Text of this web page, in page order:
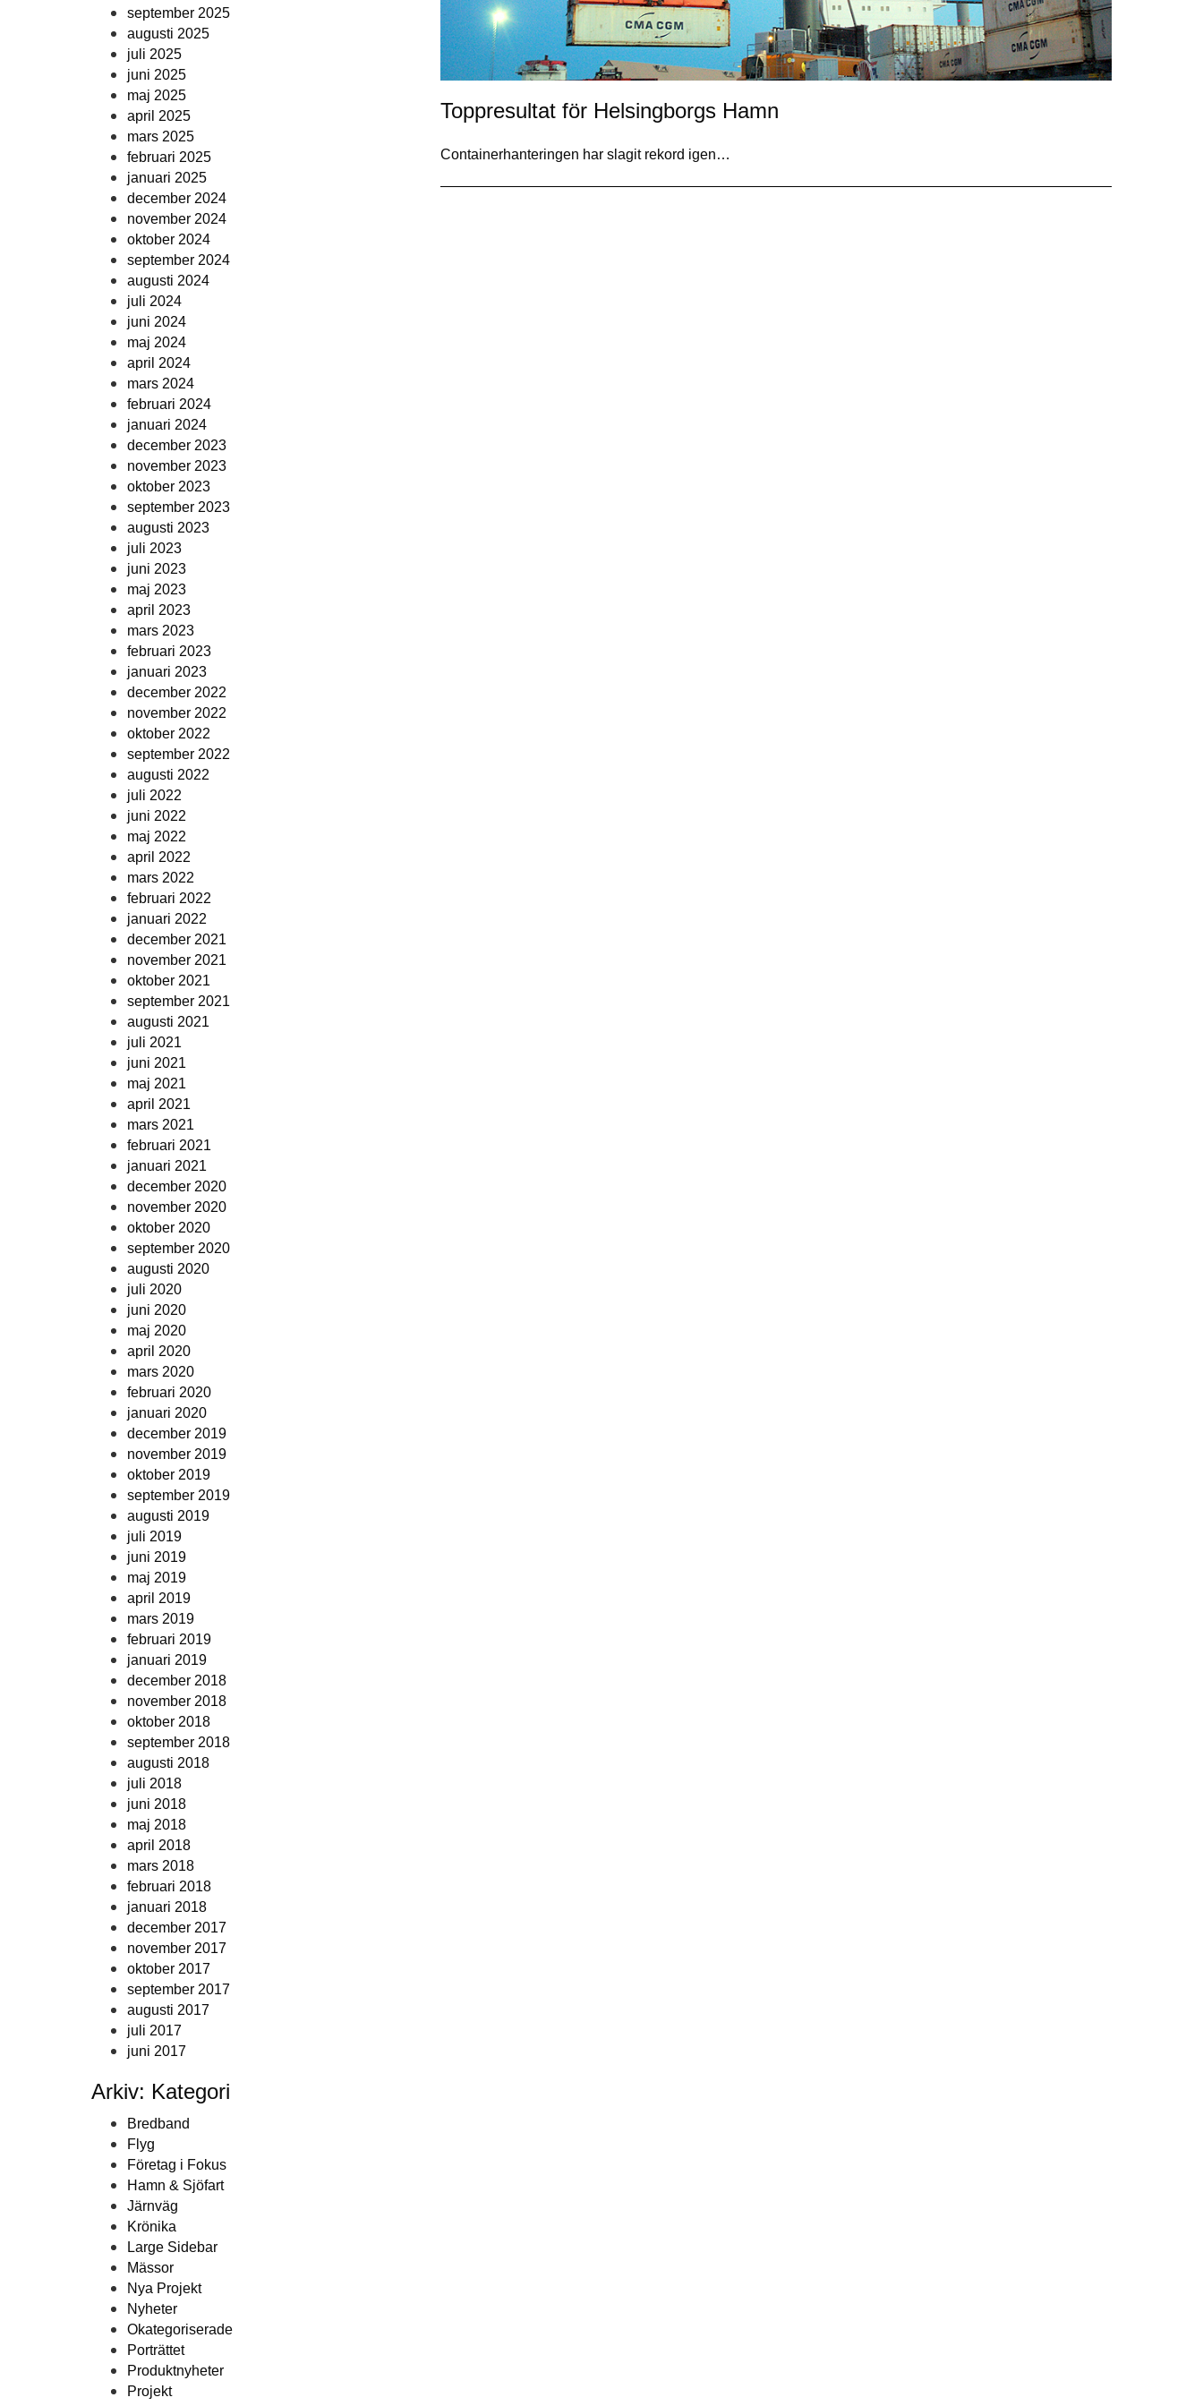
september 2025
augusti 2025
juli 2025
juni 2025
maj 2025
april 2025
mars 2025
februari 2025
januari 2025
december 2024
november 2024
oktober 2024
september 2024
augusti 2024
juli 2024
juni 2024
maj 2024
april 2024
mars 2024
februari 2024
januari 2024
december 2023
november 2023
oktober 2023
september 2023
augusti 2023
juli 2023
juni 2023
maj 2023
april 2023
mars 2023
februari 2023
januari 2023
december 2022
november 2022
oktober 2022
september 2022
augusti 2022
juli 2022
juni 2022
maj 2022
april 2022
mars 2022
februari 2022
januari 2022
december 2021
november 2021
oktober 2021
september 2021
augusti 2021
juli 2021
juni 2021
maj 2021
april 2021
mars 2021
februari 2021
januari 2021
december 2020
november 2020
oktober 2020
september 2020
augusti 2020
juli 2020
juni 2020
maj 2020
april 2020
mars 2020
februari 2020
januari 2020
december 2019
november 2019
oktober 2019
september 2019
augusti 2019
juli 2019
juni 2019
maj 2019
april 2019
mars 2019
februari 2019
januari 2019
december 2018
november 2018
oktober 2018
september 2018
augusti 2018
juli 2018
juni 2018
maj 2018
april 2018
mars 2018
februari 2018
januari 2018
december 2017
november 2017
oktober 2017
september 2017
augusti 2017
juli 2017
juni 2017
Arkiv: Kategori
Bredband
Flyg
Företag i Fokus
Hamn & Sjöfart
Järnväg
Krönika
Large Sidebar
Mässor
Nya Projekt
Nyheter
Okategoriserade
Porträttet
Produktnyheter
Projekt
Toppresultat för Helsingborgs Hamn
Containerhanteringen har slagit rekord igen…